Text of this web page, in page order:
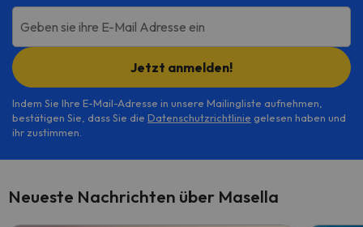
Geben sie ihre E-Mail Adresse ein
Jetzt anmelden!
Indem Sie Ihre E-Mail-Adresse in unsere Mailingliste aufnehmen,
bestätigen Sie, dass Sie die Datenschutzrichtlinie gelesen haben und
ihr zustimmen.
Neueste Nachrichten über Masella